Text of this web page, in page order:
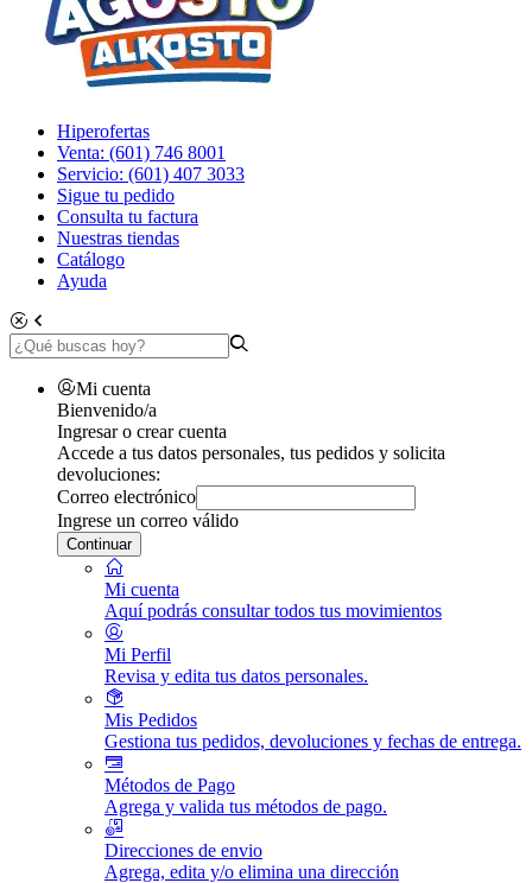
Hiperofertas
Venta: (601) 746 8001
Servicio: (601) 407 3033
Sigue tu pedido
Consulta tu factura
Nuestras tiendas
Catálogo
Ayuda
Mi cuenta
Bienvenido/a
Ingresar o crear cuenta
Accede a tus datos personales, tus pedidos y solicita
devoluciones:
Correo electrónico
Ingrese un correo válido
Continuar
Mi cuenta
Aquí podrás consultar todos tus movimientos
Mi Perfil
Revisa y edita tus datos personales.
Mis Pedidos
Gestiona tus pedidos, devoluciones y fechas de entrega.
Métodos de Pago
Agrega y valida tus métodos de pago.
Direcciones de envio
Agrega, edita y/o elimina una dirección